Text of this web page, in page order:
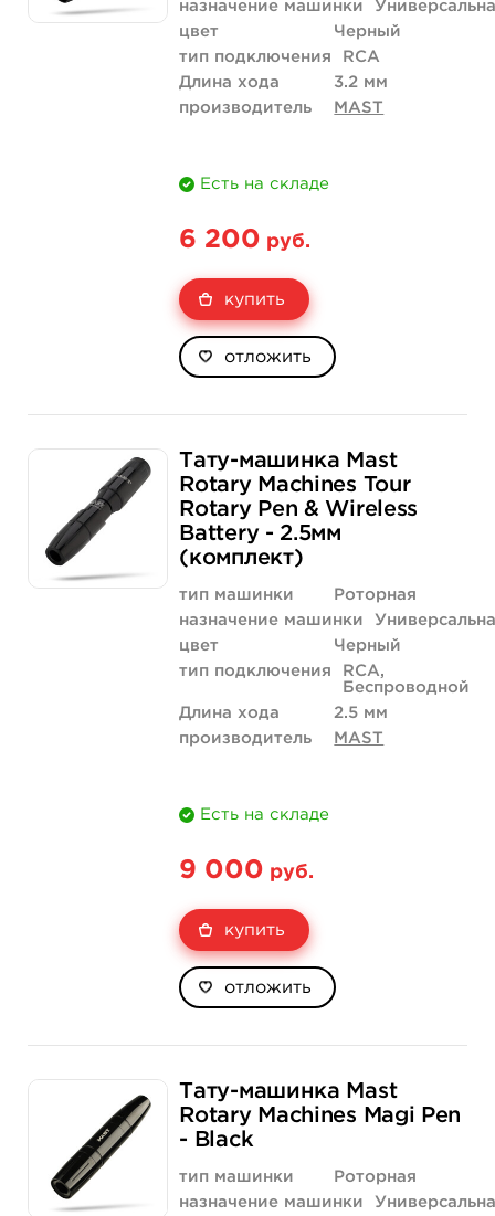
назначение машинки
цвет
Черный
тип подключения
RCA
Длина хода
3.2 мм
производитель
MAST
Есть на складе
6 200 руб.
купить
отложить
Тату-машинка Mast
Rotary Machines Tour
Rotary Pen & Wireless
Battery - 2.5мм
(комплект)
тип машинки
Роторная
назначение машинки
цвет
Черный
тип подключения
RCA,
Беспроводной
Длина хода
2.5 мм
производитель
MAST
Есть на складе
9 000 руб.
купить
отложить
Тату-машинка Mast
Rotary Machines Magi Pen
- Black
тип машинки
Роторная
назначение машинки